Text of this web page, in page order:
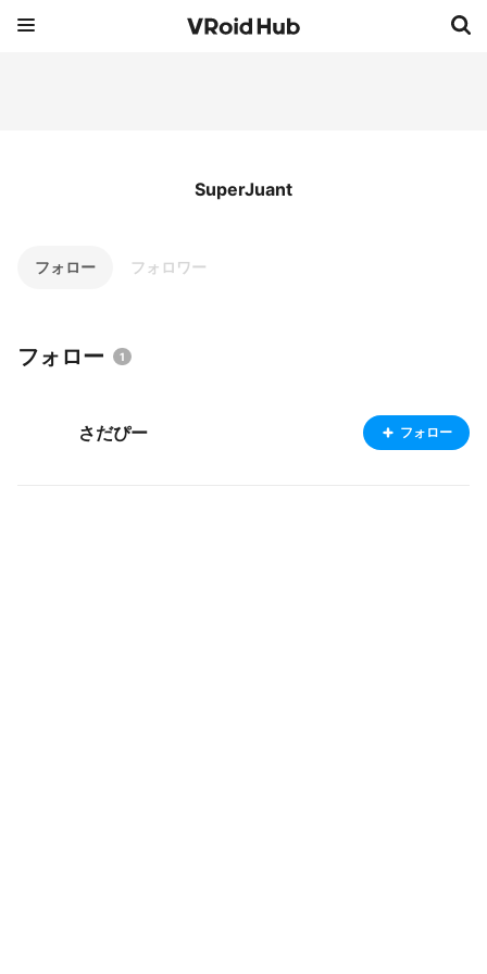
SuperJuant
フォロー フォロワー
フォロー 1
さだぴー フォロー